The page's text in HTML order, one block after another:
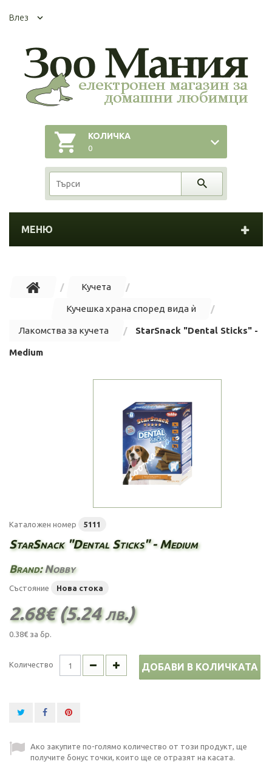
Влез
КОЛИЧКА
0
МЕНЮ
Кучета
Кучешка храна според вида ѝ
Лакомства за кучета StarSnack "Dental Sticks" -
Medium
Каталожен номер 5111
StarSnack "Dental Sticks" - Medium
Brand:Nobby
Състояние Нова стока
2.68€ (5.24 лв.)
0.38€ за бр.
Количество ДОБАВИ В КОЛИЧКАТА
Ако закупите по-голямо количество от този продукт, ще
получите бонус точки, които ще се отразят на касата.